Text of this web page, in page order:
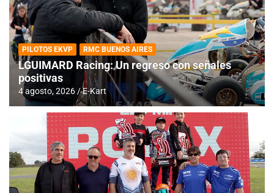
PILOTOS EKVP RMC BUENOS AIRES
LGUIMARD Racing: Un regreso con señales
positivas
4 agosto, 2026 E-Kart